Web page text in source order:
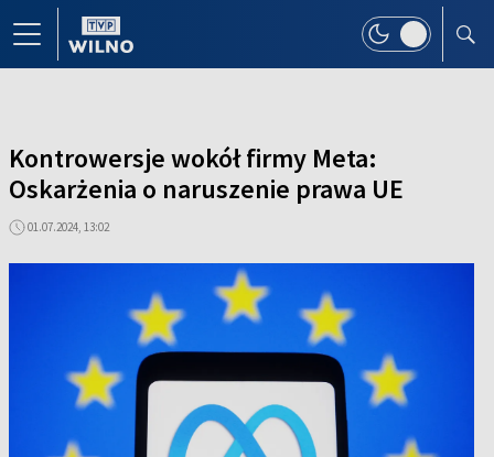
Kontrowersje wokół firmy Meta:
Oskarżenia o naruszenie prawa UE
01.07.2024, 13:02